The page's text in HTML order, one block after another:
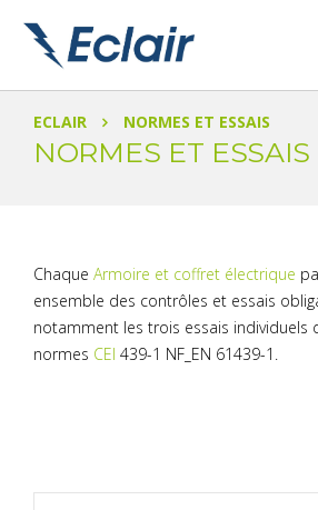
ECLAIR NORMES ET ESSAIS
NORMES ET ESSAIS
Chaque Armoire et coffret électrique
ensemble des contrôles et essais
notamment les trois essais individuels
normes CEI 439-1 NF_EN 61439-1.